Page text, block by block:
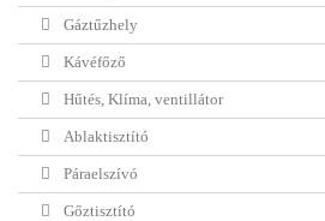
Gáztűzhely
Kávéfőző
Hűtés, Klíma, ventillátor
Ablaktisztító
Páraelszívó
Gőztisztító